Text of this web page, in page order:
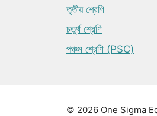
তৃতীয় শ্রেণি
চতুর্থ শ্রেণি
পঞ্চম শ্রেণি (PSC)
© 2026 One Sigma